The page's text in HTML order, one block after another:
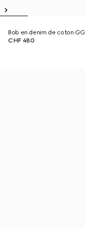
Bob en denim de coton GG
CHF 480